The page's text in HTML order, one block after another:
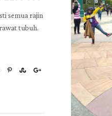
semua rajin
tubuh.